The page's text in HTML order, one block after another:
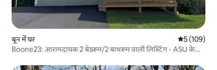
बून में घर औसत रेटिंग 5
5 (109)
Boone23: आरामदायक 2 बेडरूम/2 बाथरूम वाली लिस्टिंग - ASU के